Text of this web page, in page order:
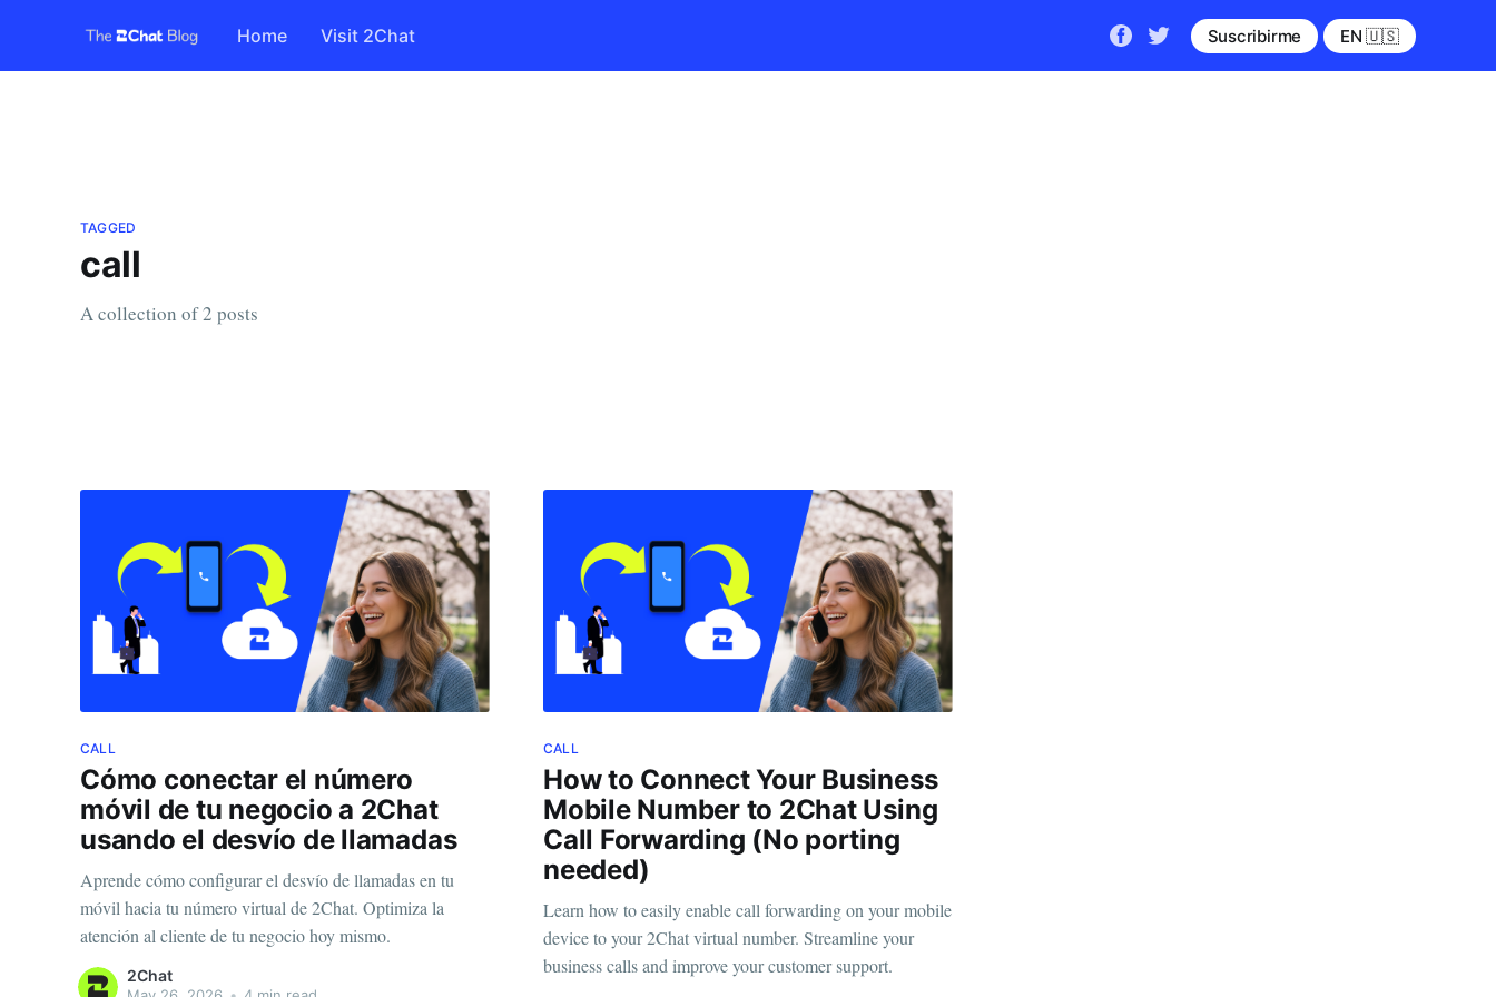
Home Visit 2Chat Suscribirme EN 🇺🇸
TAGGED
call
A collection of 2 posts
CALL
Cómo conectar el número
móvil de tu negocio a 2Chat
usando el desvío de llamadas
Aprende cómo configurar el desvío de llamadas en tu
móvil hacia tu número virtual de 2Chat. Optimiza la
atención al cliente de tu negocio hoy mismo.
2Chat
CALL
How to Connect Your Business
Mobile Number to 2Chat Using
Call Forwarding (No porting
needed)
Learn how to easily enable call forwarding on your mobile
device to your 2Chat virtual number. Streamline your
business calls and improve your customer support.